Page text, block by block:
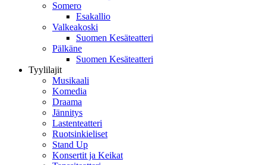
Somero
Esakallio
Valkeakoski
Suomen Kesäteatteri
Pälkäne
Suomen Kesäteatteri
Tyylilajit
Musikaali
Komedia
Draama
Jännitys
Lastenteatteri
Ruotsinkieliset
Stand Up
Konsertit ja Keikat